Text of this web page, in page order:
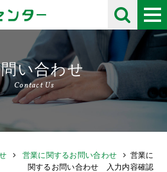
い合わせ
Contact Us
営業に関するお問い合わせ
営業に
関するお問い合わせ 入力内容確認